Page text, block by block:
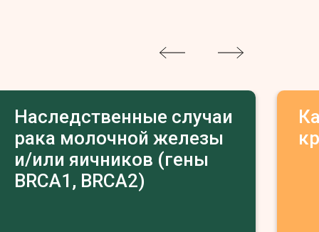
Наследственные случаи
рака молочной железы
и/или яичников (гены
BRCA1, BRCA2)